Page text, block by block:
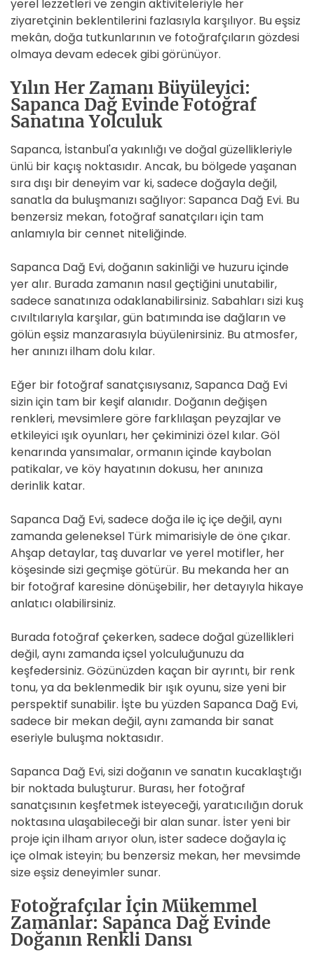
yerel lezzetleri ve zengin aktiviteleriyle her
ziyaretçinin beklentilerini fazlasıyla karşılıyor. Bu eşsiz
mekân, doğa tutkunlarının ve fotoğrafçıların gözdesi
olmaya devam edecek gibi görünüyor.
Yılın Her Zamanı Büyüleyici:
Sapanca Dağ Evinde Fotoğraf
Sanatına Yolculuk
Sapanca, İstanbul'a yakınlığı ve doğal güzellikleriyle
ünlü bir kaçış noktasıdır. Ancak, bu bölgede yaşanan
sıra dışı bir deneyim var ki, sadece doğayla değil,
sanatla da buluşmanızı sağlıyor: Sapanca Dağ Evi. Bu
benzersiz mekan, fotoğraf sanatçıları için tam
anlamıyla bir cennet niteliğinde.
Sapanca Dağ Evi, doğanın sakinliği ve huzuru içinde
yer alır. Burada zamanın nasıl geçtiğini unutabilir,
sadece sanatınıza odaklanabilirsiniz. Sabahları sizi kuş
cıvıltılarıyla karşılar, gün batımında ise dağların ve
gölün eşsiz manzarasıyla büyülenirsiniz. Bu atmosfer,
her anınızı ilham dolu kılar.
Eğer bir fotoğraf sanatçısıysanız, Sapanca Dağ Evi
sizin için tam bir keşif alanıdır. Doğanın değişen
renkleri, mevsimlere göre farklılaşan peyzajlar ve
etkileyici ışık oyunları, her çekiminizi özel kılar. Göl
kenarında yansımalar, ormanın içinde kaybolan
patikalar, ve köy hayatının dokusu, her anınıza
derinlik katar.
Sapanca Dağ Evi, sadece doğa ile iç içe değil, aynı
zamanda geleneksel Türk mimarisiyle de öne çıkar.
Ahşap detaylar, taş duvarlar ve yerel motifler, her
köşesinde sizi geçmişe götürür. Bu mekanda her an
bir fotoğraf karesine dönüşebilir, her detayıyla hikaye
anlatıcı olabilirsiniz.
Burada fotoğraf çekerken, sadece doğal güzellikleri
değil, aynı zamanda içsel yolculuğunuzu da
keşfedersiniz. Gözünüzden kaçan bir ayrıntı, bir renk
tonu, ya da beklenmedik bir ışık oyunu, size yeni bir
perspektif sunabilir. İşte bu yüzden Sapanca Dağ Evi,
sadece bir mekan değil, aynı zamanda bir sanat
eseriyle buluşma noktasıdır.
Sapanca Dağ Evi, sizi doğanın ve sanatın kucaklaştığı
bir noktada buluşturur. Burası, her fotoğraf
sanatçısının keşfetmek isteyeceği, yaratıcılığın doruk
noktasına ulaşabileceği bir alan sunar. İster yeni bir
proje için ilham arıyor olun, ister sadece doğayla iç
içe olmak isteyin; bu benzersiz mekan, her mevsimde
size eşsiz deneyimler sunar.
Fotoğrafçılar İçin Mükemmel
Zamanlar: Sapanca Dağ Evinde
Doğanın Renkli Dansı